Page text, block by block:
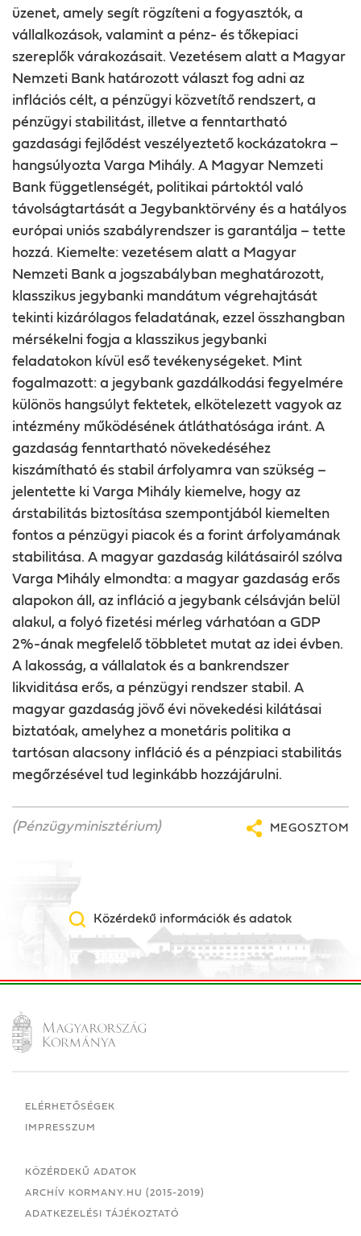
üzenet, amely segít rögzíteni a fogyasztók, a
vállalkozások, valamint a pénz- és tőkepiaci
szereplők várakozásait. Vezetésem alatt a Magyar
Nemzeti Bank határozott választ fog adni az
inflációs célt, a pénzügyi közvetítő rendszert, a
pénzügyi stabilitást, illetve a fenntartható
gazdasági fejlődést veszélyeztető kockázatokra –
hangsúlyozta Varga Mihály. A Magyar Nemzeti
Bank függetlenségét, politikai pártoktól való
távolságtartását a Jegybanktörvény és a hatályos
európai uniós szabályrendszer is garantálja – tette
hozzá. Kiemelte: vezetésem alatt a Magyar
Nemzeti Bank a jogszabályban meghatározott,
klasszikus jegybanki mandátum végrehajtását
tekinti kizárólagos feladatának, ezzel összhangban
mérsékelni fogja a klasszikus jegybanki
feladatokon kívül eső tevékenységeket. Mint
fogalmazott: a jegybank gazdálkodási fegyelmére
különös hangsúlyt fektetek, elkötelezett vagyok az
intézmény működésének átláthatósága iránt. A
gazdaság fenntartható növekedéséhez
kiszámítható és stabil árfolyamra van szükség –
jelentette ki Varga Mihály kiemelve, hogy az
árstabilitás biztosítása szempontjából kiemelten
fontos a pénzügyi piacok és a forint árfolyamának
stabilitása. A magyar gazdaság kilátásairól szólva
Varga Mihály elmondta: a magyar gazdaság erős
alapokon áll, az infláció a jegybank célsávján belül
alakul, a folyó fizetési mérleg várhatóan a GDP
2%-ának megfelelő többletet mutat az idei évben.
A lakosság, a vállalatok és a bankrendszer
likviditása erős, a pénzügyi rendszer stabil. A
magyar gazdaság jövő évi növekedési kilátásai
biztatóak, amelyhez a monetáris politika a
tartósan alacsony infláció és a pénzpiaci stabilitás
megőrzésével tud leginkább hozzájárulni.
(Pénzügyminisztérium) MEGOSZTOM
Közérdekű információk és adatok
ELÉRHETŐSÉGEK
IMPRESSZUM
KÖZÉRDEKŰ ADATOK
ARCHÍV KORMANY.HU (2015-2019)
ADATKEZELÉSI TÁJÉKOZTATÓ